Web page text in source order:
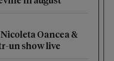
Oancea &
un show live